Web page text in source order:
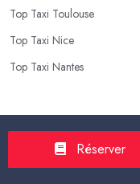
Top Taxi Toulouse
Top Taxi Nice
Top Taxi Nantes
Tarif Course TaxiRéserver